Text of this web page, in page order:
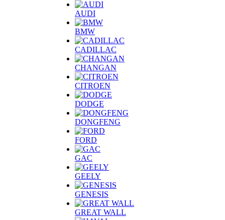
AUDI
BMW
CADILLAC
CHANGAN
CITROEN
DODGE
DONGFENG
FORD
GAC
GEELY
GENESIS
GREAT WALL